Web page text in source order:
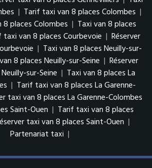
| Tarif taxi van 8 places Colombes |
8 places Colombes | Taxi van 8 places
taxi van 8 places Courbevoie | Réserver
| Taxi van 8 places Neuilly-sur-
8 places Neuilly-sur-Seine | Réserver
sur-Seine | Taxi van 8 places La
| Tarif taxi van 8 places La Garenne-
taxi van 8 places La Garenne-Colombes
Saint-Ouen | Tarif taxi van 8 places
taxi van 8 places Saint-Ouen |
Partenariat taxi |